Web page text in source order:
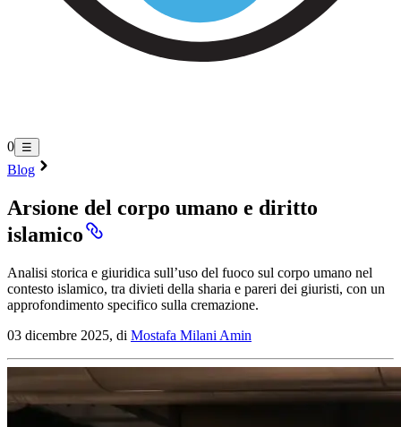
0 ☰
Blog
Arsione del corpo umano e diritto
islamico
Analisi storica e giuridica sull’uso del fuoco sul corpo umano nel
contesto islamico, tra divieti della sharia e pareri dei giuristi, con un
approfondimento specifico sulla cremazione.
03 dicembre 2025, di Mostafa Milani Amin